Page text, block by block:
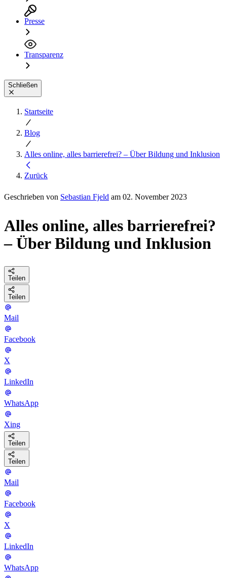
Presse
Transparenz
Schließen
Startseite
Blog
Alles online, alles barrierefrei? – Über Bildung und Inklusion
Zurück
Geschrieben von Sebastian Fjeld am 02. November 2023
Alles online, alles barrierefrei?
– Über Bildung und Inklusion
Teilen
Teilen
Mail
Facebook
X
LinkedIn
WhatsApp
Xing
Teilen
Teilen
Mail
Facebook
X
LinkedIn
WhatsApp